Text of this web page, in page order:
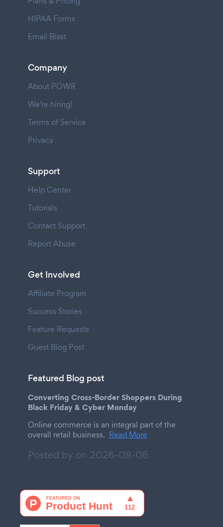
HIPAA Forms
Email Blast
Company
About POWR
We're hiring!
Terms of Service
Privacy
Support
Help Center
Tutorials
Contact Support
Report Abuse
Get Involved
Affiliate Program
Success Stories
Feature Requests
Guest Blog Post
Featured Blog post
Converting Cross-Border Shoppers During
Black Friday & Cyber Monday
Online commerce is an integral part of the
overall retail business. Read More
Posted by on 2026-08-06